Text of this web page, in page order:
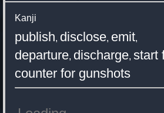
Kanji
publish, disclose, emit,
departure, discharge, start
counter for gunshots